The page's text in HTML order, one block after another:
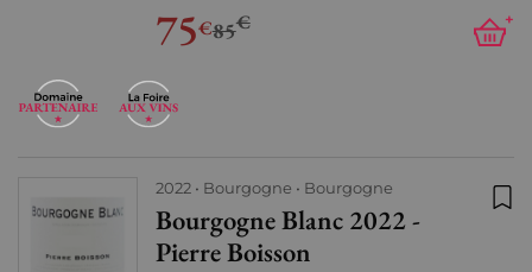
75€85€ +
2022 Bourgogne Bourgogne
Bourgogne Blanc 2022 -
Pierre Boisson